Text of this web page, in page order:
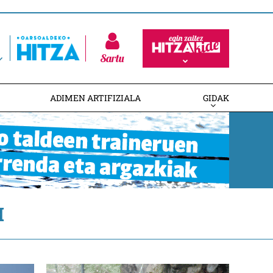
Sartu
ADIMEN ARTIFIZIALA GIDAK